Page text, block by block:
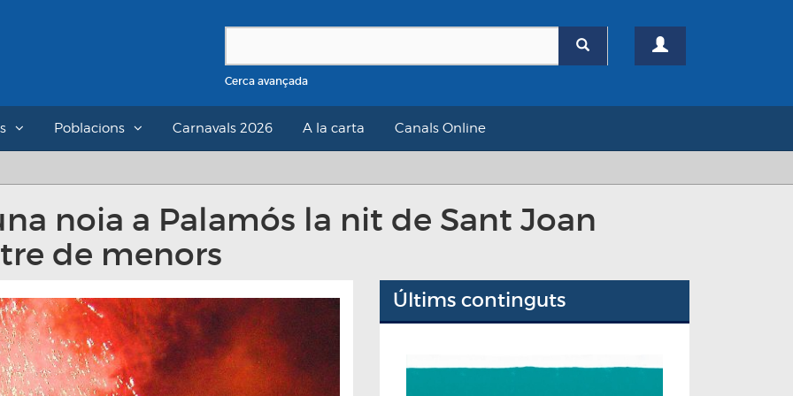
Cerca avançada
Poblacions Carnavals 2026 A la carta Canals Online
noia a Palamós la nit de Sant Joan
de menors
Últims continguts